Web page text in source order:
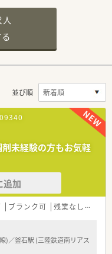
並び順
未経験の方もお気軽
追加
ブランク可 残業なし(ほぼなし含む)
)／釜石駅 (三陸鉄道南リアス